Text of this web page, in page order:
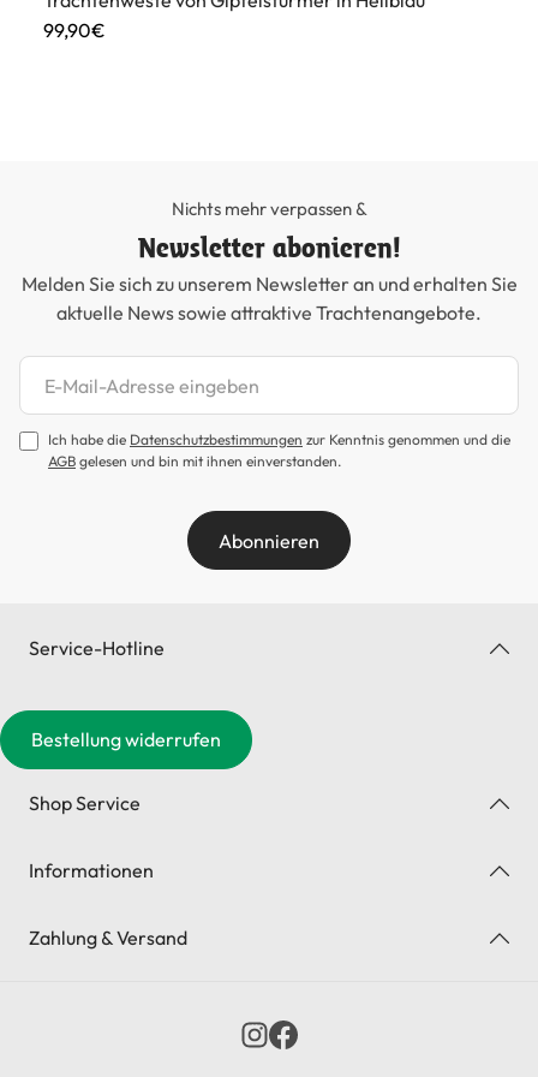
99,90€
Nichts mehr verpassen &
Newsletter abonieren!
Melden Sie sich zu unserem Newsletter an und erhalten Sie
aktuelle News sowie attraktive Trachtenangebote.
Newsletter abonnieren
Ich habe die Datenschutzbestimmungen zur Kenntnis genommen und die
AGB gelesen und bin mit ihnen einverstanden.
Abonnieren
Service-Hotline
Bestellung widerrufen
Shop Service
Informationen
Zahlung & Versand